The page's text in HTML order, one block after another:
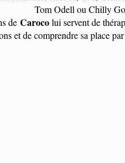
Tom Odell ou Chilly
de Carocolui servent de
et de comprendre sa place